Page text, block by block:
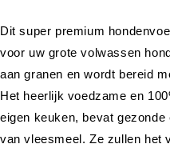
Dit super premium
voor uw grote volwassen
aan granen en wordt bereid
Het heerlijk voedzame en
eigen keuken, bevat
van vleesmeel. Ze zullen het